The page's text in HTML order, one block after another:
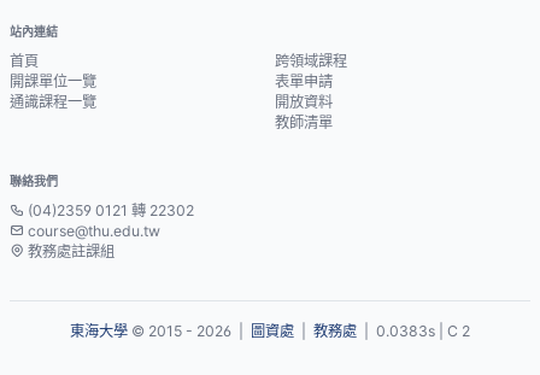
站內連結
首頁
開課單位一覽
通識課程一覽
跨領域課程
表單申請
開放資料
教師清單
聯絡我們
(04)2359 0121 轉 22302
course@thu.edu.tw
教務處註課組
東海大學 © 2015 - 2026 | 圖資處 教務處 | 0.0383s | C 2